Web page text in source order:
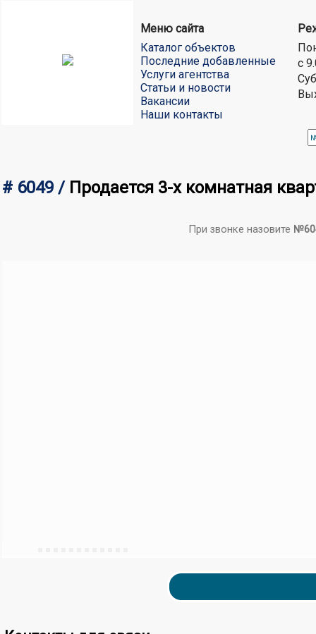
Меню сайта
Каталог объектов
Последние добавленные
Услуги агентства
Статьи и новости
Вакансии
Наши контакты
с
# 6049 / Продается 3-х комнатная
При звонке назовите